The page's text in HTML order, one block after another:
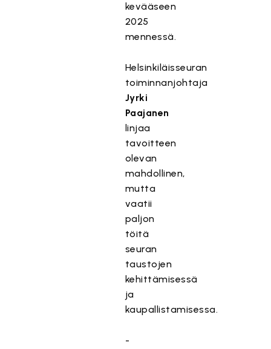
kevääseen
2025
mennessä.
Helsinkiläisseuran
toiminnanjohtaja
Jyrki
Paajanen
linjaa
tavoitteen
olevan
mahdollinen,
mutta
vaatii
paljon
töitä
seuran
taustojen
kehittämisessä
ja
kaupallistamisessa.
-